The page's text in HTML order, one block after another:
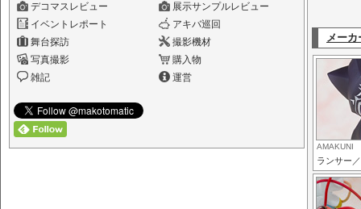
デコマスレビュー
展示サンプルレビュー
イベントレポート
アキバ巡回
舞台探訪
撮影機材
写真撮影
購入物
雑記
運営
メーカ
AMAKUNI
ランサー